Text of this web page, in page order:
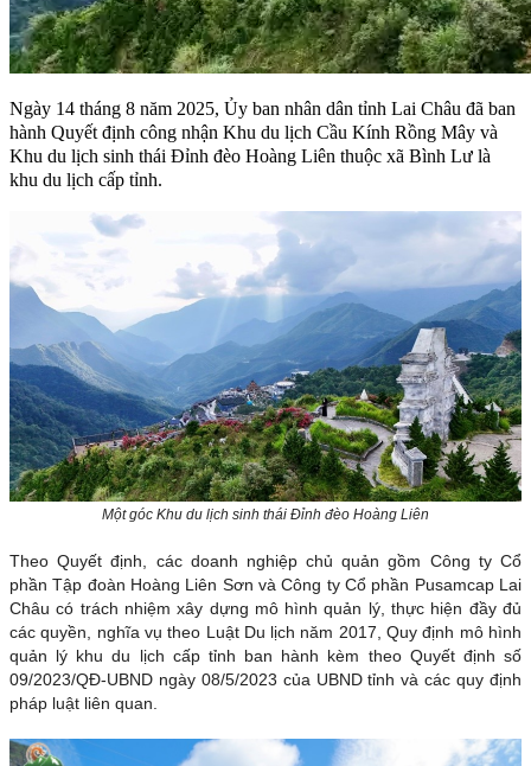
Ngày 14 tháng 8 năm 2025, Ủy ban nhân dân tỉnh Lai Châu đã ban
hành Quyết định công nhận Khu du lịch Cầu Kính Rồng Mây và
Khu du lịch sinh thái Đỉnh đèo Hoàng Liên thuộc xã Bình Lư là
khu du lịch cấp tỉnh.
Một góc Khu du lịch sinh thái Đỉnh đèo Hoàng Liên
Theo Quyết định, các doanh nghiệp chủ quản gồm Công ty Cổ
phần Tập đoàn Hoàng Liên Sơn và Công ty Cổ phần Pusamcap Lai
Châu có trách nhiệm xây dựng mô hình quản lý, thực hiện đầy đủ
các quyền, nghĩa vụ theo Luật Du lịch năm 2017, Quy định mô hình
quản lý khu du lịch cấp tỉnh ban hành kèm theo Quyết định số
09/2023/QĐ-UBND ngày 08/5/2023 của UBND tỉnh và các quy định
pháp luật liên quan.